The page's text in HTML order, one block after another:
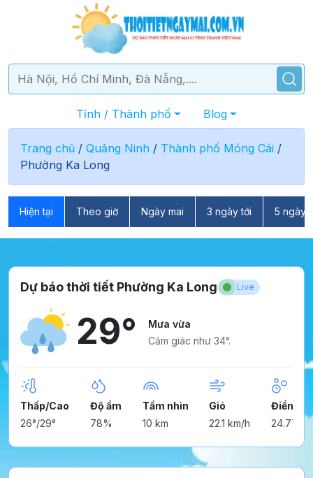
Tỉnh / Thành phố Blog
Trang chủ / Quảng Ninh / Thành phố Móng Cái /
Phường Ka Long
Hiện tại Theo giờ Ngày mai 3 ngày tới 5 ngày
Dự báo thời tiết Phường Ka Long Live
29°
Mưa vừa
Cảm giác như 34°.
Thấp/Cao
26°/29°
Độ ẩm
78%
Tầm nhìn
10 km
Gió
22.1 km/h
Điểm
24.77°